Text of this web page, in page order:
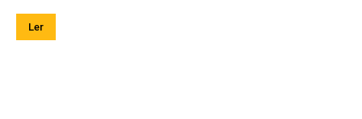
Ler